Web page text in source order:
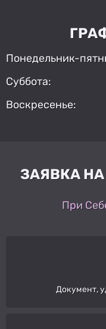
Понедельник-
Суббота:
Воскресенье:
ЗАЯВКА
При
Документ,